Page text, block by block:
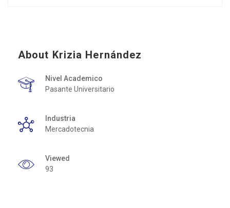
About Krizia Hernández
Nivel Academico
Pasante Universitario
Industria
Mercadotecnia
Viewed
93